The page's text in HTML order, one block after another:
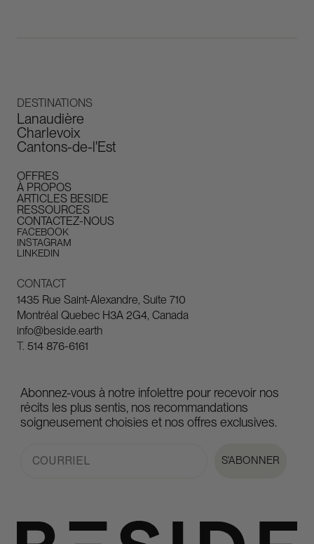
DESTINATIONS
Lanaudière
Charlevoix
Cantons-de-l'Est
OFFRES
À PROPOS
ARTICLES BESIDE
RESSOURCES
CONTACTEZ-NOUS
FACEBOOK
INSTAGRAM
LINKEDIN
CONTACT
1435 Rue Saint-Alexandre, Suite 710
Montréal Quebec H3A 2G4, Canada
info@beside.earth
T. 514 876-6161
Abonnez-vous à notre infolettre pour recevoir nos
récits les plus sentis, nos recommandations
soigneusement choisies et nos offres exclusives.
S'ABONNER